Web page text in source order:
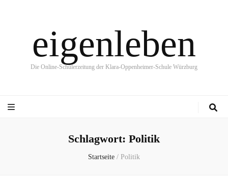
eigenleben
Die Online-Schülerzeitung der Klara-Oppenheimer-Schule Würzburg
Schlagwort: Politik
Startseite / Politik